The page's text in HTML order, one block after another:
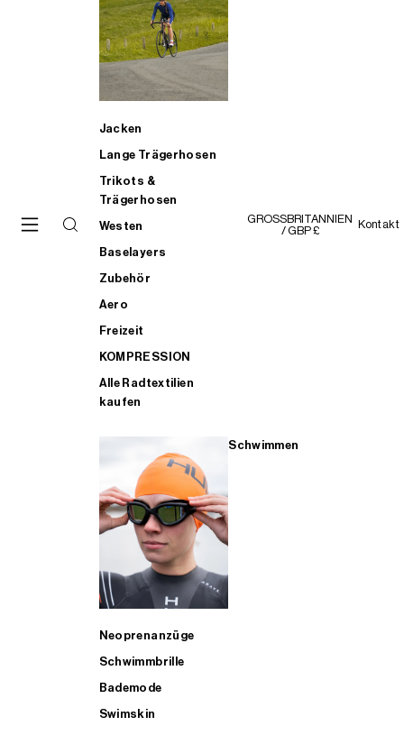
Jacken
Lange Trägerhosen
Trikots &
Trägerhosen
Westen
Baselayers
Zubehör
Aero
Freizeit
KOMPRESSION
Alle Radtextilien
kaufen
Schwimmen
Neoprenanzüge
Schwimmbrille
Bademode
Swimskin
GROSSBRITANNIEN
/ GBP £
Kontakt